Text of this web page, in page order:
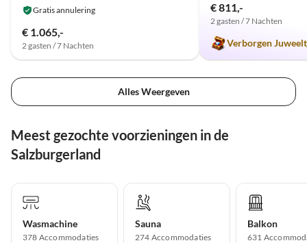
Gratis annulering
€ 1.065,-
2 gasten / 7 Nachten
€ 811,-
2 gasten / 7 Nachten
Verborgen
Alles Weergeven
Meest gezochte voorzieningen in de
Salzburgerland
Wasmachine
378 Accommodaties
Sauna
274 Accommodaties
Balkon
631